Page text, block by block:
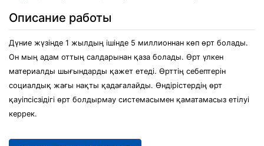
Описание работы
Дүние жүзінде 1 жылдың ішінде 5 миллионнан көп өрт болады.
Он мың адам оттың салдарынан қаза болады. Өрт үлкен
материалды шығындарды қажет етеді. Өрттің себептерін
социалдық жағы нақты қадағалайды. Өндірістердің өрт
қауіпсісзідігі өрт болдырмау системасымен қаматамасыз етілуі
керрек.